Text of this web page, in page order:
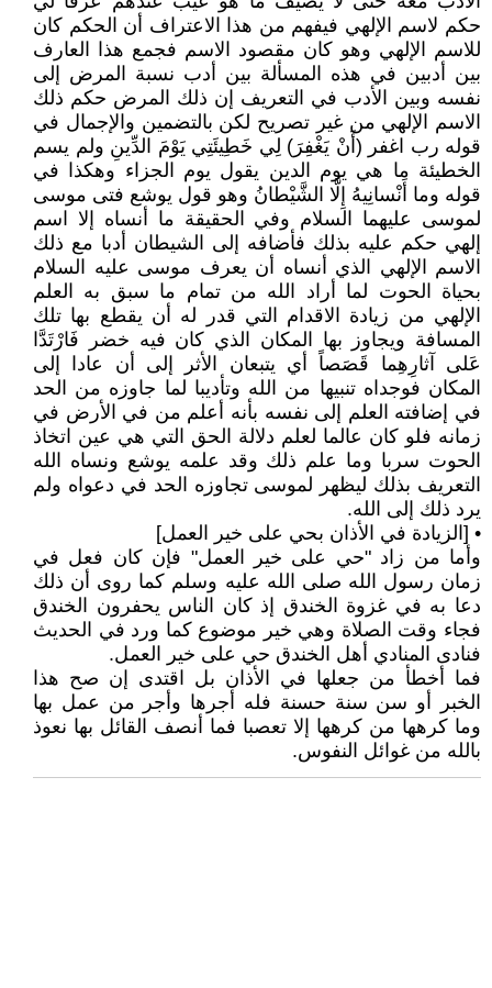
حكم لاسم الإلهي فيفهم من هذا الاعتراف أن الحكم كان
للاسم الإلهي وهو كان مقصود الاسم فجمع هذا العارف
بين أدبين في هذه المسألة بين أدب نسبة المرض إلى
نفسه وبين الأدب في التعريف إن ذلك المرض حكم ذلك
الاسم الإلهي من غير تصريح لكن بالتضمين والإجمال في
قوله رب اغفر (أَنْ يَغْفِرَ) لِي خَطِيئَتِي يَوْمَ الدِّينِ ولم يسم
الخطيئة ما هي يوم الدين يقول يوم الجزاء وهكذا في
قوله وما أَنْسانِيهُ إِلَّا الشَّيْطانُ وهو قول يوشع فتى موسى
لموسى عليهما السلام وفي الحقيقة ما أنساه إلا اسم
إلهي حكم عليه بذلك فأضافه إلى الشيطان أدبا مع ذلك
الاسم الإلهي الذي أنساه أن يعرف موسى عليه السلام
بحياة الحوت لما أراد الله من تمام ما سبق به العلم
الإلهي من زيادة الاقدام التي قدر له أن يقطع بها تلك
المسافة ويجاوز بها المكان الذي كان فيه خضر فَارْتَدَّا
عَلى آثارِهِما قَصَصاً أي يتبعان الأثر إلى أن عادا إلى
المكان فوجداه تنبيها من الله وتأديبا لما جاوزه من الحد
في إضافته العلم إلى نفسه بأنه أعلم من في الأرض في
زمانه فلو كان عالما لعلم دلالة الحق التي هي عين اتخاذ
الحوت سربا وما علم ذلك وقد علمه يوشع ونساه الله
التعريف بذلك ليظهر لموسى تجاوزه الحد في دعواه ولم
يرد ذلك إلى الله.
• [الزيادة في الأذان بحي على خير العمل]
وأما من زاد "حي على خير العمل" فإن كان فعل في
زمان رسول الله صلى الله عليه وسلم كما روى أن ذلك
دعا به في غزوة الخندق إذ كان الناس يحفرون الخندق
فجاء وقت الصلاة وهي خير موضوع كما ورد في الحديث
فنادى المنادي أهل الخندق حي على خير العمل.
فما أخطأ من جعلها في الأذان بل اقتدى إن صح هذا
الخبر أو سن سنة حسنة فله أجرها وأجر من عمل بها
وما كرهها من كرهها إلا تعصبا فما أنصف القائل بها نعوذ
بالله من غوائل النفوس.